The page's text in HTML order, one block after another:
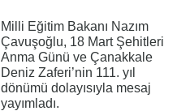
Milli Eğitim Bakanı Nazım
Çavuşoğlu, 18 Mart Şehitleri
Anma Günü ve Çanakkale
Deniz Zaferi’nin 111. yıl
dönümü dolayısıyla mesaj
yayımladı.